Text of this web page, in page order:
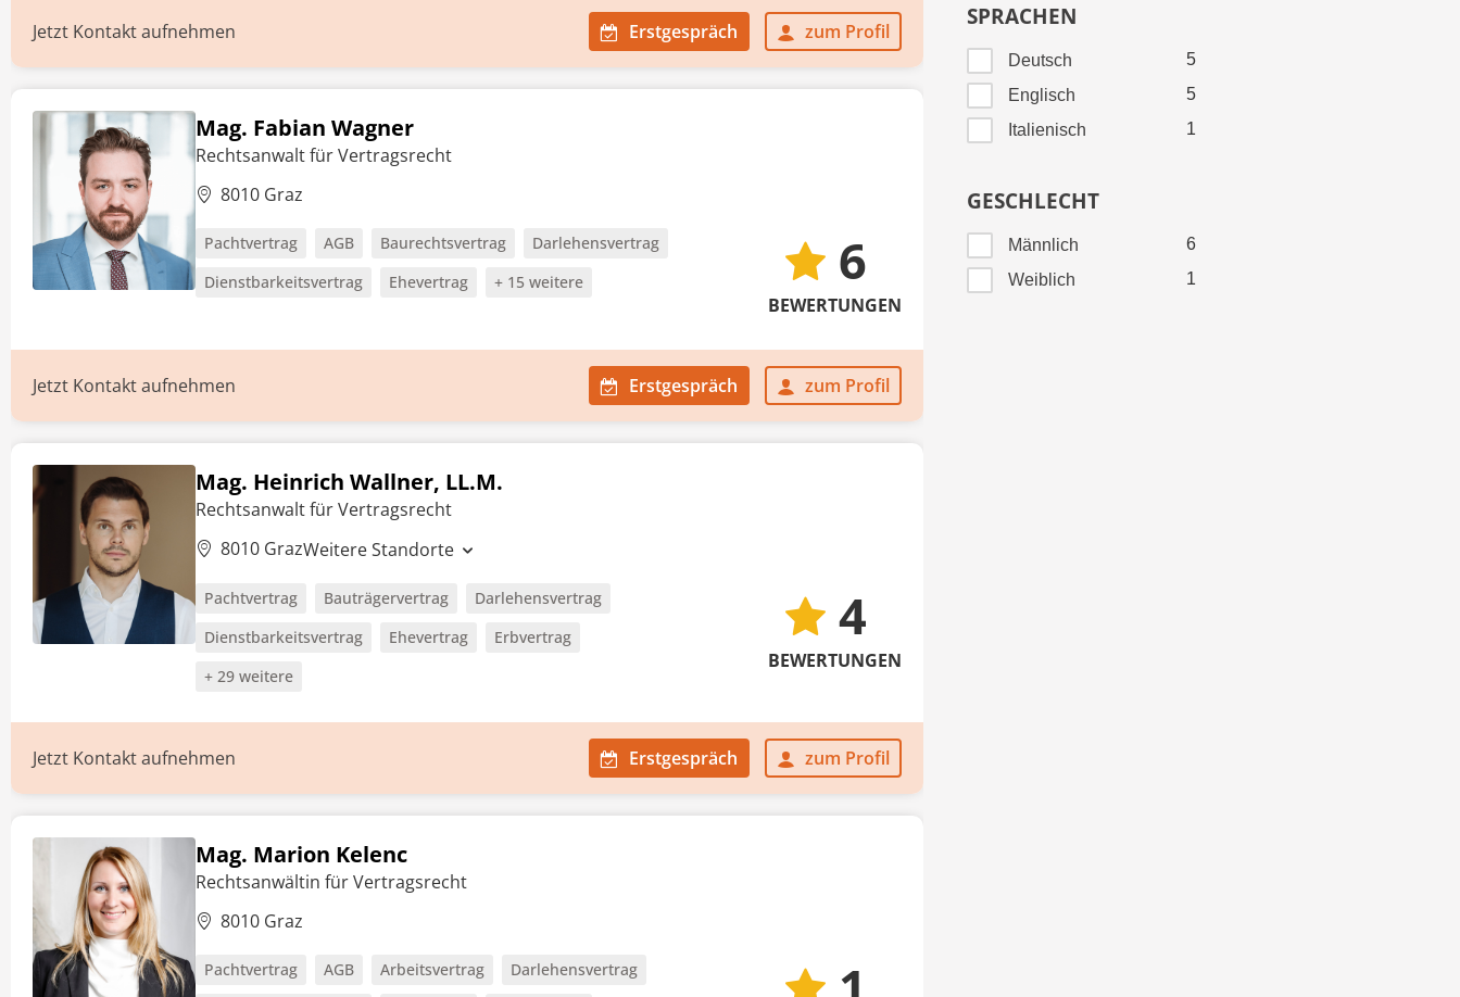
Jetzt Kontakt aufnehmen Erstgespräch zum Profil
Mag. Fabian Wagner
Rechtsanwalt für Vertragsrecht
8010 Graz
Pachtvertrag AGB Baurechtsvertrag
Darlehensvertrag
Dienstbarkeitsvertrag
Ehevertrag + 15 weitere 6
BEWERTUNGEN
Jetzt Kontakt aufnehmen Erstgespräch zum Profil
Mag. Heinrich Wallner, LL.M.
Rechtsanwalt für Vertragsrecht
8010 GrazWeitere Standorte
Pachtvertrag Bauträgervertrag
Darlehensvertrag
Dienstbarkeitsvertrag
Ehevertrag
Erbvertrag
+ 29 weitere
4
BEWERTUNGEN
Jetzt Kontakt aufnehmen Erstgespräch zum Profil
Mag. Marion Kelenc
Rechtsanwältin für Vertragsrecht
8010 Graz
Pachtvertrag AGB Arbeitsvertrag
Darlehensvertrag
SPRACHEN
Deutsch
5
Englisch
5
Italienisch
1
GESCHLECHT
Männlich
6
Weiblich
1